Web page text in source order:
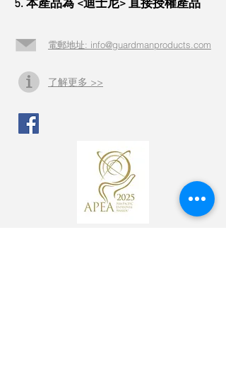
5. 本產品為 <迪士尼> 直接授權產品
電郵地址: info@guardmanproducts.com​
了解更多 >>